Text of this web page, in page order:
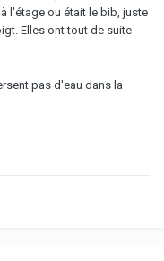
l'étage ou était le bib, juste
Elles ont tout de suite
pas d'eau dans la